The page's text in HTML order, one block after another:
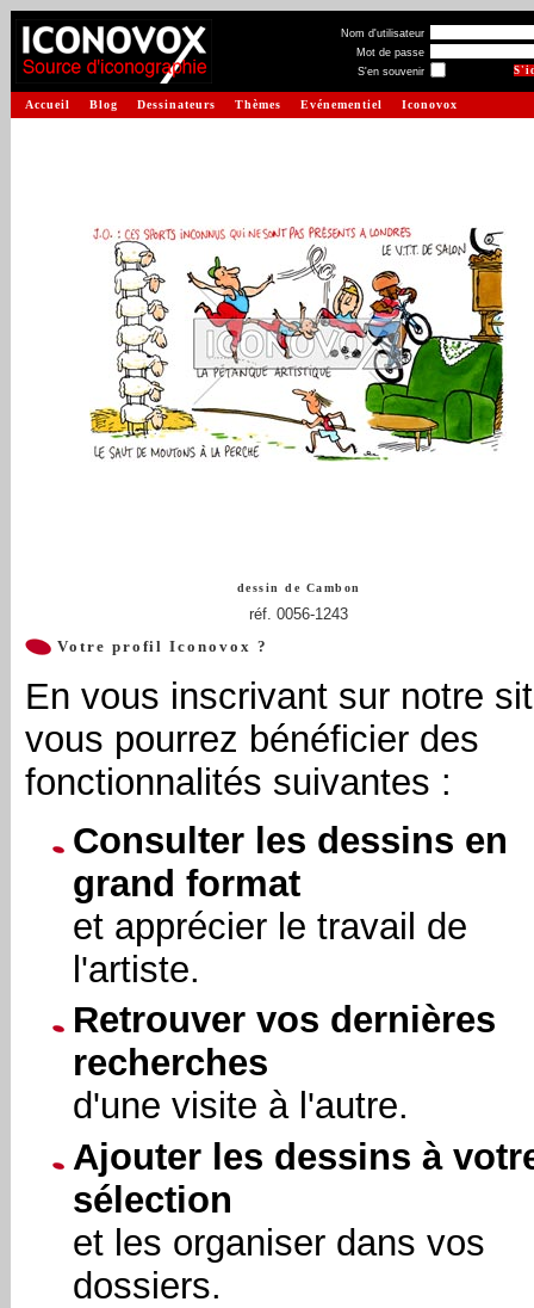
Nom d'utilisateur
Mot de passe
S'en souvenir
Accueil Blog Dessinateurs Thèmes Evénementiel Iconovox
dessin de Cambon
réf. 0056-1243
Votre profil Iconovox ?
En vous inscrivant sur notre
vous pourrez bénéficier des
fonctionnalités suivantes :
Consulter les dessins en
grand format
et apprécier le travail de
l'artiste.
Retrouver vos dernières
recherches
d'une visite à l'autre.
Ajouter les dessins à
sélection
et les organiser dans vos
dossiers.